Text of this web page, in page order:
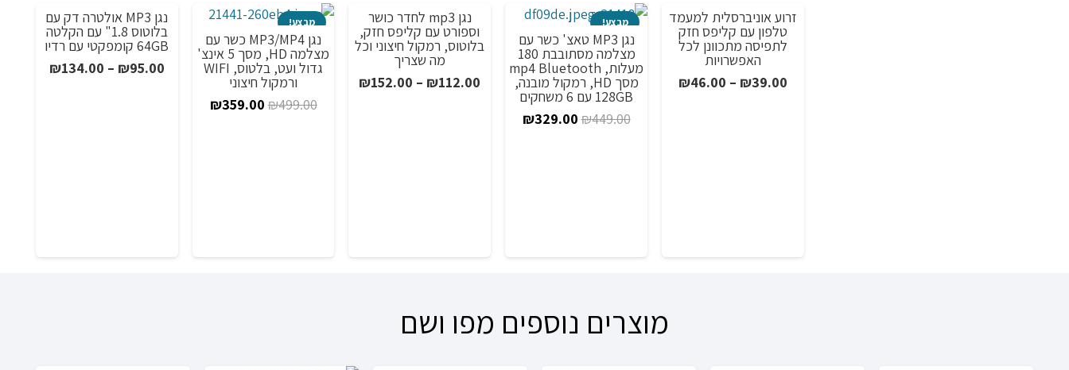
זרוע אוניברסלית למעמד
טלפון עם קליפס חזק
לתפיסה מתכוונן לכל
האפשרויות
₪39.00
–
₪46.00
מבצע!
נגן MP3 טאצ' כשר עם
מצלמה מסתובבת 180
מעלות, mp4 Bluetooth
מסך HD, רמקול מובנה,
128GB עם 6 משחקים
₪449.00
המחיר ₪329.00
מבצע! נגן mp3 לחדר כושר
וספורט עם קליפס חזק,
בלוטוס, רמקול חיצוני וכל
מה שצריך
₪112.00
–
₪152.00
טווח
מחירים:
מבצע!
נגן MP3/MP4 כשר עם
מצלמה HD, מסך 5 אינצ'
גדול ועט, בלטוס, WIFI
ורמקול חיצוני
₪499.00
המחיר ₪359.00
מבצע! נגן MP3 אולטרה דק עם
בלוטוס 1.8" עם הקלטה
64GB קומפקטי עם רדיו
₪95.00
–
₪134.00
מוצרים נוספים מפו ושם